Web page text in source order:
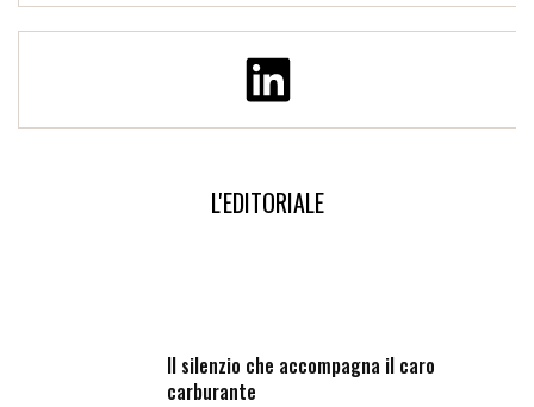
L'EDITORIALE
Il silenzio che accompagna il caro
carburante